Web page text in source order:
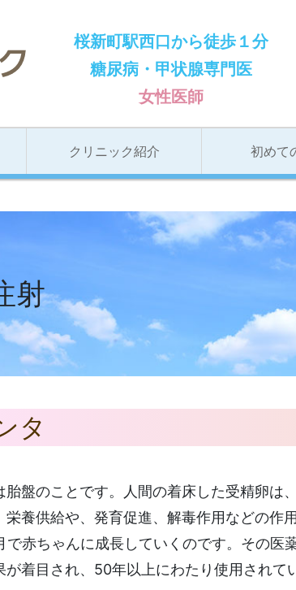
とも内科クリニック桜新町駅西口から徒歩１分
糖尿病・甲状腺専門医
女性医師
クリニック紹介 初めて
射
タ
胎盤のことです。人間の着床した受精卵は
栄養供給や、発育促進、解毒作用などの作
で赤ちゃんに成長していくのです。その医
が着目され、50年以上にわたり使用されて